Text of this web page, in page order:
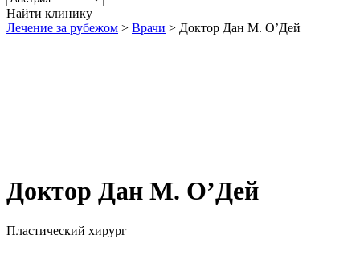
Найти клинику
Лечение за рубежом > Врачи > Доктор Дан М. О’Дей
Доктор Дан М. О’Дей
Пластический хирург